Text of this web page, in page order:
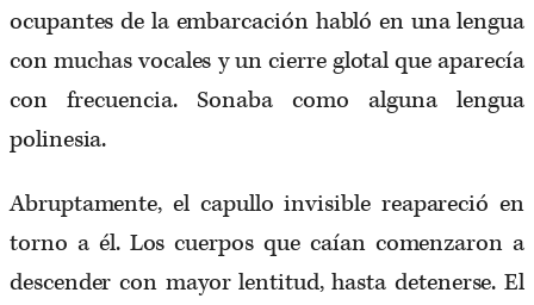
ocupantes de la embarcación habló en una lengua
con muchas vocales y un cierre glotal que aparecía
con frecuencia. Sonaba como alguna lengua
polinesia.
Abruptamente, el capullo invisible reapareció en
torno a él. Los cuerpos que caían comenzaron a
descender con mayor lentitud, hasta detenerse. El